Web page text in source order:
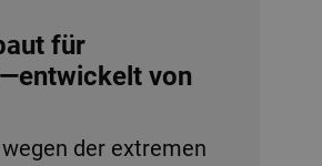
für
von
der extremen